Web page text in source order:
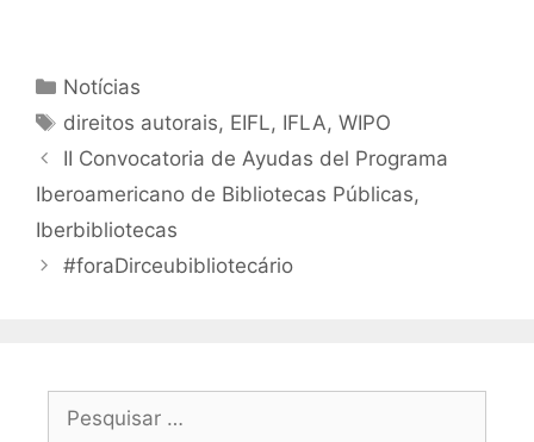
Categorias
Notícias
Tags
direitos autorais, EIFL, IFLA,WIPO
II Convocatoria de Ayudas del Programa
Iberoamericano de Bibliotecas Públicas,
Iberbibliotecas
#foraDirceubibliotecário
Pesquisar